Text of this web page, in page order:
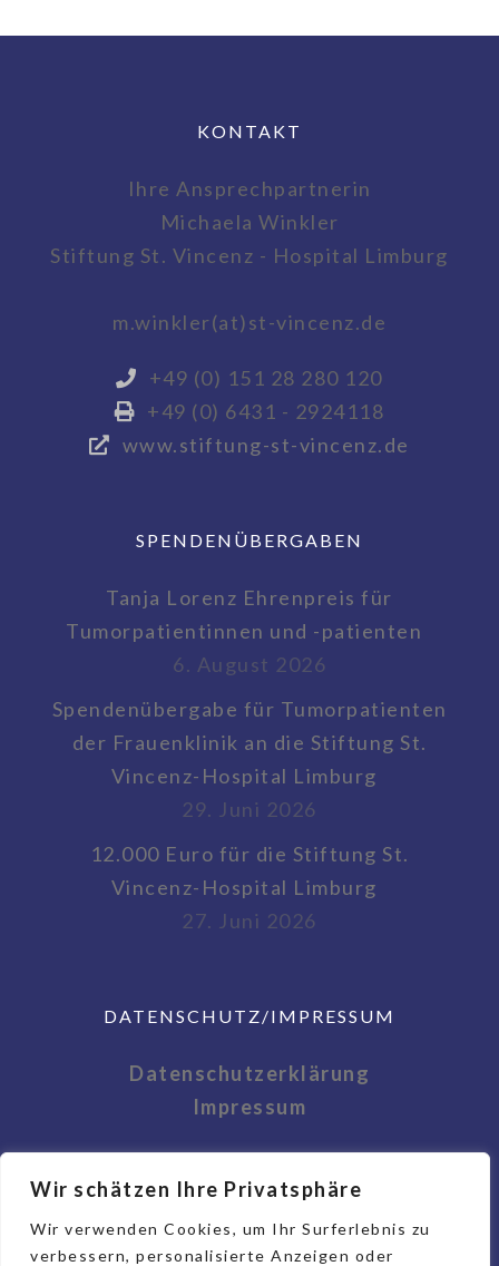
Wir schätzen Ihre Privatsphäre
Wir verwenden Cookies, um Ihr Surferlebnis zu
verbessern, personalisierte Anzeigen oder
KONTAKT
Ihre Ansprechpartnerin
Michaela Winkler
Stiftung St. Vincenz - Hospital Limburg
m.winkler(at)st-vincenz.de
+49 (0) 151 28 280 120
+49 (0) 6431 - 2924118
www.stiftung-st-vincenz.de
SPENDENÜBERGABEN
Tanja Lorenz Ehrenpreis für
Tumorpatientinnen und -patienten
6. August 2026
Spendenübergabe für Tumorpatienten
der Frauenklinik an die Stiftung St.
Vincenz-Hospital Limburg
29. Juni 2026
12.000 Euro für die Stiftung St.
Vincenz-Hospital Limburg
27. Juni 2026
DATENSCHUTZ/IMPRESSUM
Datenschutzerklärung
Impressum